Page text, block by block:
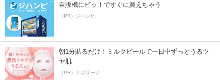
自販機にピッ！ですぐに買えちゃう
（PR）ジハンピ
朝1分貼るだけ！ミルクピールで一日中ずっとうるツ
ヤ肌
（PR）サボリーノ